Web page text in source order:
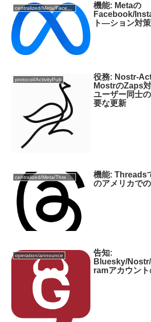
機能: Metaの
Facebook/
ト―ション対
protocol/ActivityPub
役務: Nostr-
MostrのZaps
ユーザー同士
要な更新
centralized/Meta/Threads
機能: Threads
のアメリカで
operation/announce
告知:
Bluesky/
ramアカウン